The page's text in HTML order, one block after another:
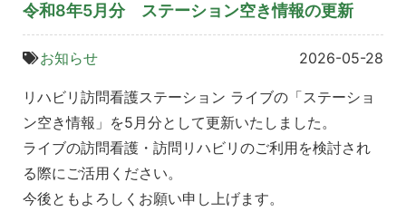
令和8年5月分 ステーション空き情報の更新
お知らせ 2026-05-28
リハビリ訪問看護ステーション ライブの「ステーショ
ン空き情報」を5月分として更新いたしました。
ライブの訪問看護・訪問リハビリのご利用を検討され
る際にご活用ください。
今後ともよろしくお願い申し上げます。